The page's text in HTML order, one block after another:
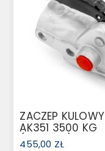
ZACZEP KULOWY
AK351 3500 KG
(1222636)
455,00 ZŁ